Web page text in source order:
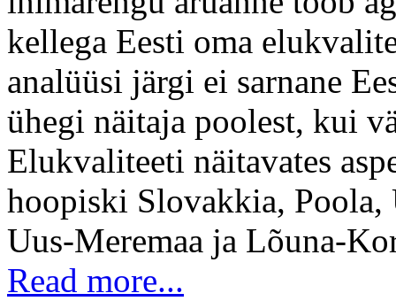
kellega Eesti oma
analüüsi järgi ei sarnane
ühegi näitaja poolest, kui
Elukvaliteeti näitavates
hoopiski Slovakkia,
Uus-Meremaa ja Lõuna-
Read more...